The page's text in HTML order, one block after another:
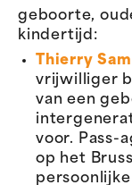
geboorte,
kindertijd:
Thierry
vrijwilliger
van een
voor. Pass-
op het